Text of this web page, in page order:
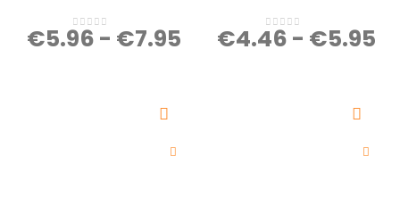
0 out of 5
€5.96 - €7.95 0 out of 5
€4.46 - €5.95